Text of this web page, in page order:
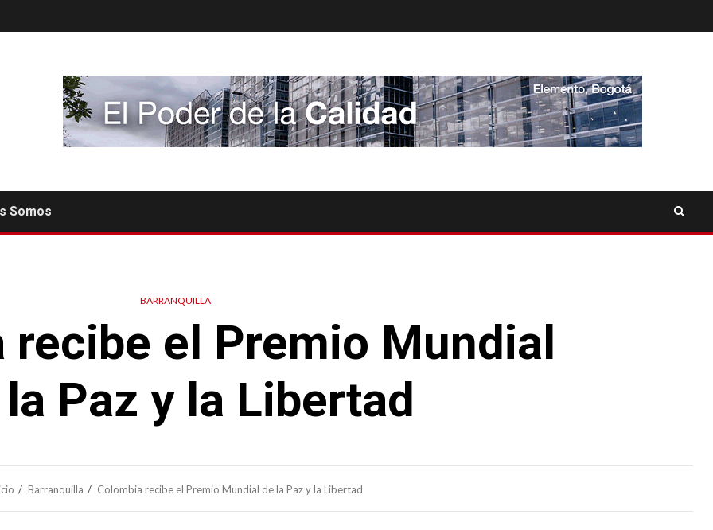
Somos
BARRANQUILLA
recibe el Premio Mundial
Paz y la Libertad
Barranquilla Colombia recibe el Premio Mundial de la Paz y la Libertad